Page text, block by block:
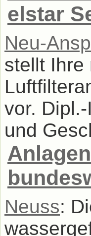
elstar
Neu-
stellt Ihre
vor.
und
Neuss: